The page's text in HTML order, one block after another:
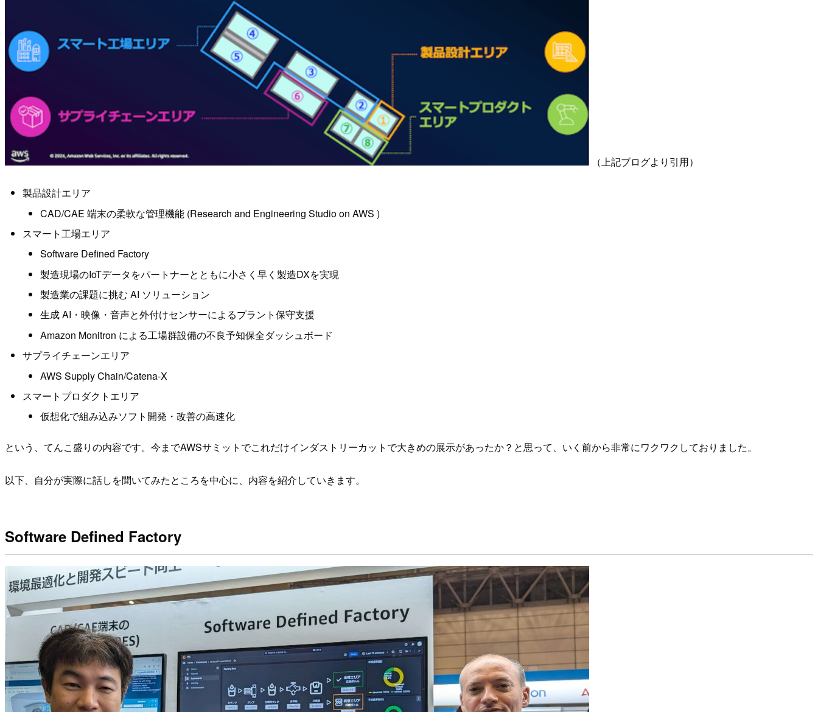
（上記ブログより引用）
製品設計エリア
CAD/CAE 端末の柔軟な管理機能 (Research and Engineering Studio on AWS )
スマート工場エリア
Software Defined Factory
製造現場のIoTデータをパートナーとともに小さく早く製造DXを実現
製造業の課題に挑む AI ソリューション
生成 AI・映像・音声と外付けセンサーによるプラント保守支援
Amazon Monitron による工場群設備の不良予知保全ダッシュボード
サプライチェーンエリア
AWS Supply Chain/Catena-X
スマートプロダクトエリア
仮想化で組み込みソフト開発・改善の高速化
という、てんこ盛りの内容です。今までAWSサミットでこれだけインダストリーカットで大きめの展示があったか？と思って、いく前から非常にワクワクしておりました。
以下、自分が実際に話しを聞いてみたところを中心に、内容を紹介していきます。
Software Defined Factory